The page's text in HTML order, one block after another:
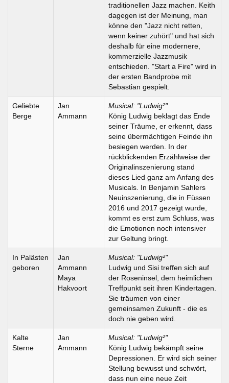
traditionellen Jazz machen. Keith
dagegen ist der Meinung, man
könne den "Jazz nicht retten,
wenn keiner zuhört" und hat sich
deshalb für eine modernere,
kommerzielle Jazzmusik
entschieden. "Start a Fire" wird in
der ersten Bandprobe mit
Sebastian gespielt.
Geliebte
Berge
Jan
Ammann
Musical: "Ludwig²"
König Ludwig beklagt das Ende
seiner Träume, er erkennt, dass
seine übermächtigen Feinde ihn
besiegen werden. In der
rückblickenden Erzählweise der
Originalinszenierung stand
dieses Lied ganz am Anfang des
Musicals. In Benjamin Sahlers
Neuinszenierung, die in Füssen
2016 und 2017 gezeigt wurde,
kommt es erst zum Schluss, was
die Emotionen noch intensiver
zur Geltung bringt.
In Palästen
geboren
Jan
Ammann
Maya
Hakvoort
Musical: "Ludwig²"
Ludwig und Sisi treffen sich auf
der Roseninsel, dem heimlichen
Treffpunkt seit ihren Kindertagen.
Sie träumen von einer
gemeinsamen Zukunft - die es
doch nie geben wird.
Kalte
Sterne
Jan
Ammann
Musical: "Ludwig²"
König Ludwig bekämpft seine
Depressionen. Er wird sich seiner
Stellung bewusst und schwört,
dass nun eine neue Zeit